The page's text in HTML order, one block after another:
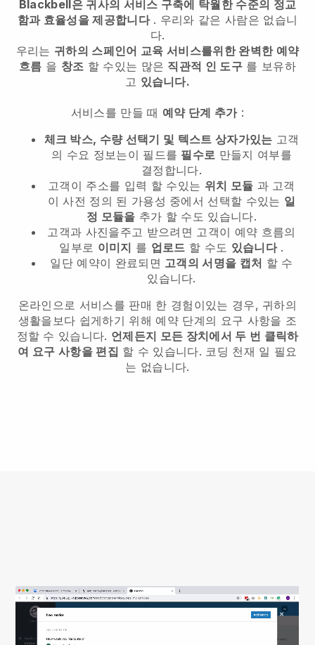
Blackbell은 귀사의 서비스 구축에 탁월한 수준의 정교
함과 효율성을 제공합니다. 우리와 같은 사람은 없습니
다.
우리는 귀하의 스페인어 교육 서비스를위한 완벽한 예약
흐름 을 창조 할 수있는 많은 직관적 인 도구 를 보유하
고 있습니다.
서비스를 만들 때 예약 단계 추가:
체크 박스, 수량 선택기 및 텍스트 상자가있는 고객
의 수요 정보는이 필드를 필수로 만들지 여부를
결정합니다.
고객이 주소를 입력 할 수있는 위치 모듈 과 고객
이 사전 정의 된 가용성 중에서 선택할 수있는 일
정 모듈을 추가 할 수도 있습니다.
고객과 사진을주고 받으려면 고객이 예약 흐름의
일부로 이미지 를 업로드 할 수도 있습니다.
일단 예약이 완료되면 고객의 서명을 캡처 할 수
있습니다.
온라인으로 서비스를 판매 한 경험이있는 경우, 귀하의
생활을보다 쉽게하기 위해 예약 단계의 요구 사항을 조
정할 수 있습니다. 언제든지 모든 장치에서 두 번 클릭하
여 요구 사항을 편집 할 수 있습니다. 코딩 천재 일 필요
는 없습니다.